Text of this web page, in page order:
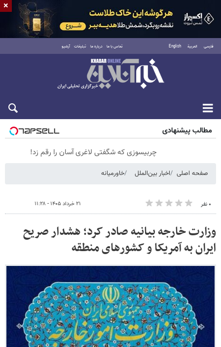
فارسی العربية English تماس با ما درباره ما تبلیغات آرشیو
شنبه ۱۷ مرداد ۱۴۰۵
مطالب پیشنهادی
چربیسوزی که شگفتی لاغری آسان را رقم زد!
صفحه اصلی اخبار بین‌الملل خاورمیانه
۰ نفر ۲۱ خرداد ۱۴۰۵ - ۱۱:۲۸
وزارت خارجه بیانیه صادر کرد؛ هشدار صریح
ایران به آمریکا و کشورهای منطقه
×